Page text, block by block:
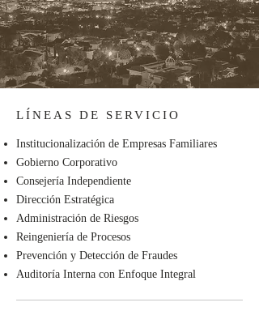
LÍNEAS DE SERVICIO
Institucionalización de Empresas Familiares
Gobierno Corporativo
Consejería Independiente
Dirección Estratégica
Administración de Riesgos
Reingeniería de Procesos
Prevención y Detección de Fraudes
Auditoría Interna con Enfoque Integral